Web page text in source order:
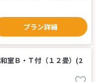
プラン詳細
和室Ｂ・Ｔ付（１２畳）(2